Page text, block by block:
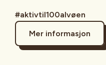
#aktivtil100alvøen
Mer informasjon